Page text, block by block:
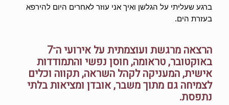
ברגע שעליתי על הגלשן ואיך אני עוזר לאחרים היום להירפא
בעזרת הים.
הרצאה מרגשת ועוצמתית על אירועי ה־7
באוקטובר, טראומה, חוסן נפשי והתמודדות
אישית, המעניקה לקהל השראה, תקווה וכלים
לצמיחה גם מתוך משבר, אובדן ומציאות בלתי
נתפסת.